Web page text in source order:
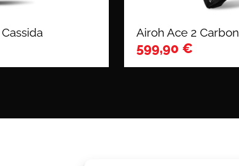
Airoh Ace 2 Carbon
599,90 €